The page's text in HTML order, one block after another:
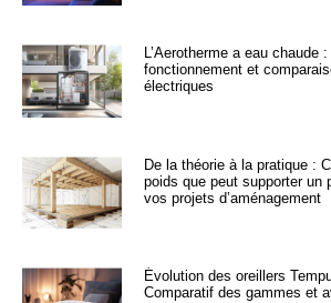
L’Aerotherme a eau chaude
fonctionnement et
électriques
De la théorie à la pratique :
poids que peut supporter un
vos projets d’aménagement
Évolution des oreillers
Comparatif des gammes et